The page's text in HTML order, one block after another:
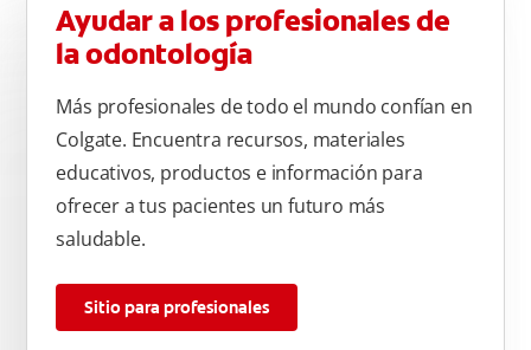
Ayudar a los profesionales de
la odontología
Más profesionales de todo el mundo confían en
Colgate. Encuentra recursos, materiales
educativos, productos e información para
ofrecer a tus pacientes un futuro más
saludable.
Sitio para profesionales